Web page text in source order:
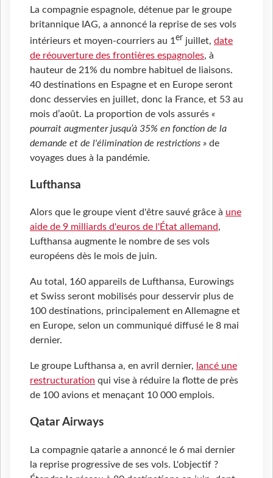
La compagnie espagnole, détenue par le groupe
britannique IAG, a annoncé la reprise de ses vols
intérieurs et moyen-courriers au 1 er juillet, date
de réouverture des frontières espagnoles, à
hauteur de 21% du nombre habituel de liaisons.
40 destinations en Espagne et en Europe seront
donc desservies en juillet, donc la France, et 53 au
mois d’août. La proportion de vols assurés «
pourrait augmenter jusqu’à 35% en fonction de la
demande et de l'élimination de restrictions » de
voyages dues à la pandémie.
Lufthansa
Alors que le groupe vient d'être sauvé grâce à une
aide de 9 milliards d'euros de l'État allemand,
Lufthansa augmente le nombre de ses vols
européens dès le mois de juin.
Au total, 160 appareils de Lufthansa, Eurowings
et Swiss seront mobilisés pour desservir plus de
100 destinations, principalement en Allemagne et
en Europe, selon un communiqué diffusé le 8 mai
dernier.
Le groupe Lufthansa a, en avril dernier, lancé une
restructuration qui vise à réduire la flotte de près
de 100 avions et menaçant 10 000 emplois.
Qatar Airways
La compagnie qatarie a annoncé le 6 mai dernier
la reprise progressive de ses vols. L'objectif ?